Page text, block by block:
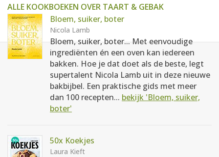
ALLE KOOKBOEKEN OVER TAART & GEBAK
Bloem, suiker, boter
Nicola Lamb
Bloem, suiker, boter... Met eenvoudige
ingrediënten én een oven kan iedereen
bakken. Hoe je dat doet als de beste, legt
supertalent Nicola Lamb uit in deze nieuwe
bakbijbel. Een praktische gids met meer
dan 100 recepten... bekijk 'Bloem, suiker,
boter'
50x Koekjes
Laura Kieft